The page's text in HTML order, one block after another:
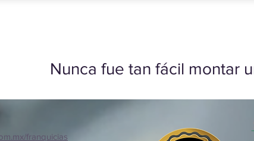
Nunca fue tan fácil montar
franquicias